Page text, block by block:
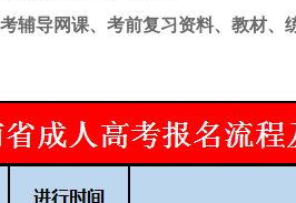
辅导网课、考前复习资料、教材、